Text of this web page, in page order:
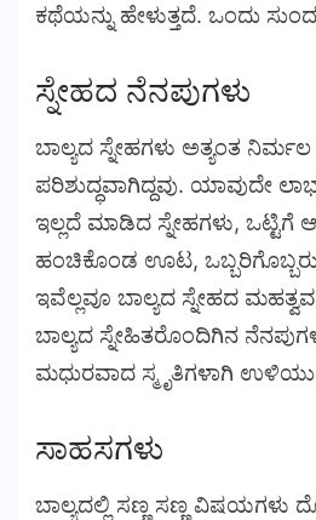
ಕಥೆಯನ್ನು ಹೇಳುತ್ತದೆ. ಒಂದು
ಸ್ನೇಹದ ನೆನಪುಗಳು
ಬಾಲ್ಯದ ಸ್ನೇಹಗಳು ಅತ್ಯಂತ ನಿರ್ಮಲ
ಪರಿಶುದ್ಧವಾಗಿದ್ದವು. ಯಾವುದೇ
ಇಲ್ಲದೆ ಮಾಡಿದ ಸ್ನೇಹಗಳು, ಒಟ್ಟಿಗೆ
ಹಂಚಿಕೊಂಡ ಊಟ,
ಇವೆಲ್ಲವೂ ಬಾಲ್ಯದ ಸ್ನೇಹದ
ಬಾಲ್ಯದ ಸ್ನೇಹಿತರೊಂದಿಗಿನ
ಮಧುರವಾದ ಸ್ಮೃತಿಗಳಾಗಿ
ಸಾಹಸಗಳು
ಬಾಲ್ಯದಲ್ಲಿ ಸಣ್ಣ ಸಣ್ಣ ವಿಷಯಗಳು